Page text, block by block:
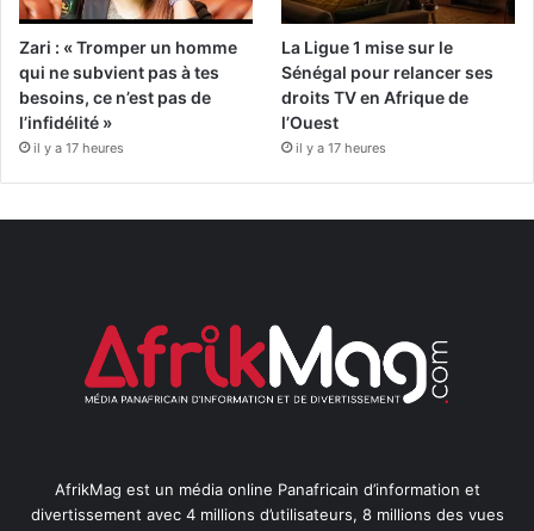
Zari : « Tromper un homme
qui ne subvient pas à tes
besoins, ce n’est pas de
l’infidélité »
il y a 17 heures
La Ligue 1 mise sur le
Sénégal pour relancer ses
droits TV en Afrique de
l’Ouest
il y a 17 heures
AfrikMag est un média online Panafricain d’information et
divertissement avec 4 millions d’utilisateurs, 8 millions des vues